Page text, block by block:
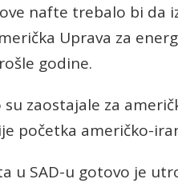
nafte trebalo bi da
Uprava za
godine.
zaostajale za
početka američko-
u SAD-u gotovo je